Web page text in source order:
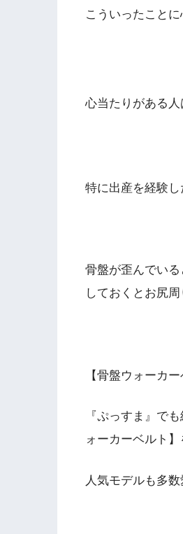
こういったこと
心当たりがある人
特に出産を経験
骨盤が歪んでい
しておくとお尻
【骨盤ウォーカー
『ぷっすま』で
ォーカーベルト
人気モデルも多